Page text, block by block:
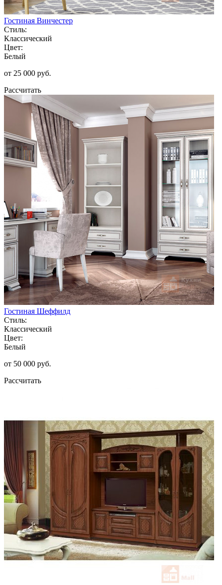
Гостиная Винчестер
Стиль:
Классический
Цвет:
Белый
от 25 000 руб.
Рассчитать
Гостиная Шеффилд
Стиль:
Классический
Цвет:
Белый
от 50 000 руб.
Рассчитать